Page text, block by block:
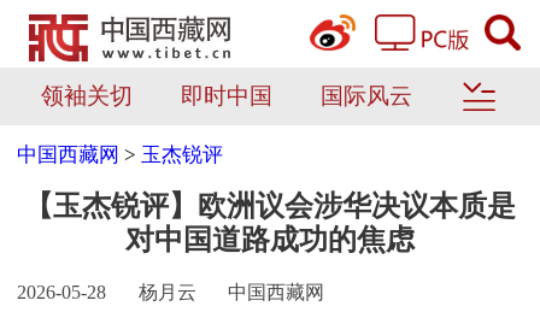
领袖关切 即时中国 国际风云
中国西藏网 > 玉杰锐评
【玉杰锐评】欧洲议会涉华决议本质是
对中国道路成功的焦虑
2026-05-28 杨月云 中国西藏网